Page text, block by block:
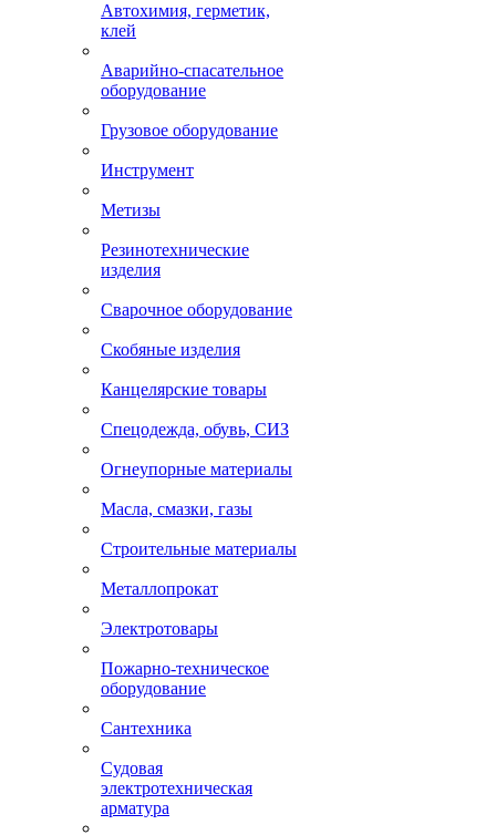
Автохимия, герметик,
клей
Аварийно-спасательное
оборудование
Грузовое оборудование
Инструмент
Метизы
Резинотехнические
изделия
Сварочное оборудование
Скобяные изделия
Канцелярские товары
Спецодежда, обувь, СИЗ
Огнеупорные материалы
Масла, смазки, газы
Строительные материалы
Металлопрокат
Электротовары
Пожарно-техническое
оборудование
Сантехника
Судовая
электротехническая
арматура